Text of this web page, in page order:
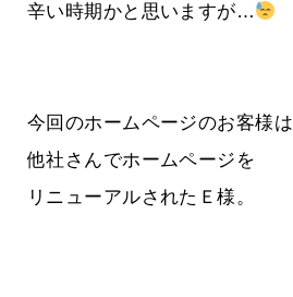
辛い時期かと思いますが…
今回のホームページのお客様は
他社さんでホームページを
リニューアルされたＥ様。